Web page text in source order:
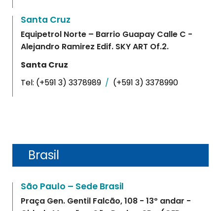
Santa Cruz
Equipetrol Norte – Barrio Guapay Calle C -
Alejandro Ramirez Edif. SKY ART Of.2.
Santa Cruz
Tel: (+591 3) 3378989 / (+591 3) 3378990
Brasil
São Paulo – Sede Brasil
Praça Gen. Gentil Falcão, 108 - 13º andar -